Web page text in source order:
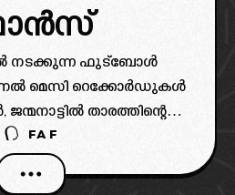
നടക്കുന്ന ഫുട്ബോൾ
മെസി റെക്കോർഡുകൾ
താരത്തിന്റെ
ഭീമൻ പ്രതിമയെച്ചൊല്ലി
ALSO READ:
ഭീമൻ പ്രതിമ
FAF